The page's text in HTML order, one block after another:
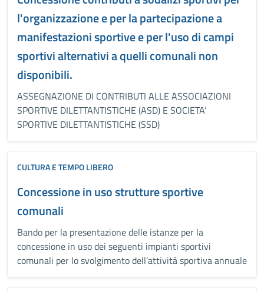
l'organizzazione e per la partecipazione a
manifestazioni sportive e per l'uso di campi
sportivi alternativi a quelli comunali non
disponibili.
ASSEGNAZIONE DI CONTRIBUTI ALLE ASSOCIAZIONI
SPORTIVE DILETTANTISTICHE (ASD) E SOCIETA’
SPORTIVE DILETTANTISTICHE (SSD)
CULTURA E TEMPO LIBERO
Concessione in uso strutture sportive
comunali
Bando per la presentazione delle istanze per la
concessione in uso dei seguenti impianti sportivi
comunali per lo svolgimento dell’attività sportiva annuale